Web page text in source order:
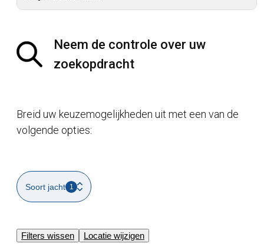
Neem de controle over uw
zoekopdracht
Breid uw keuzemogelijkheden uit met een van de
volgende opties:
Soort jacht 1
Filters wissen Locatie wijzigen